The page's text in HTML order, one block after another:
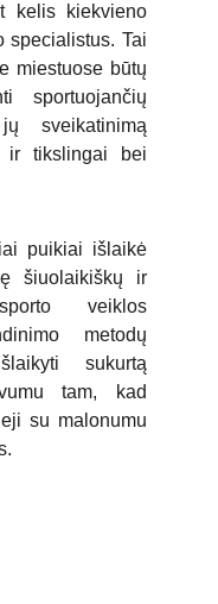
kelis kiekvieno
specialistus. Tai
miestuose būtų
sportuojančių
sveikatinimą
ir tikslingai bei
puikiai išlaikė
šiuolaikiškų ir
veiklos
metodų
sukurtą
tam, kad
su malonumu